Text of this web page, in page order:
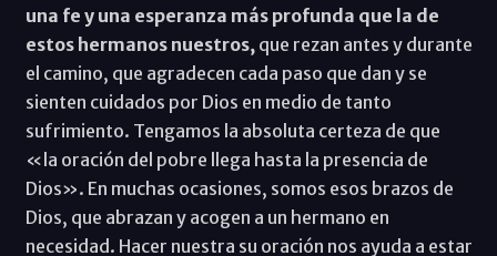
una fe y una esperanza más profunda que la de
estos hermanos nuestros,que rezan antes y durante
el camino, que agradecen cada paso que dan y se
sienten cuidados por Dios en medio de tanto
sufrimiento. Tengamos la absoluta certeza de que
«la oración del pobre llega hasta la presencia de
Dios». En muchas ocasiones, somos esos brazos de
Dios, que abrazan y acogen a un hermano en
necesidad. Hacer nuestra su oración nos ayuda a estar